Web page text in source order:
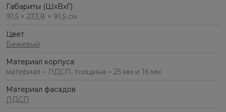
Габариты (ШхВхГ)
91,5 × 233,8 × 91,5 см
Цвет
Бежевый
Материал корпуса
материал – ЛДСП, толщина – 25 мм и 16 мм
Материал фасадов
ЛДСП